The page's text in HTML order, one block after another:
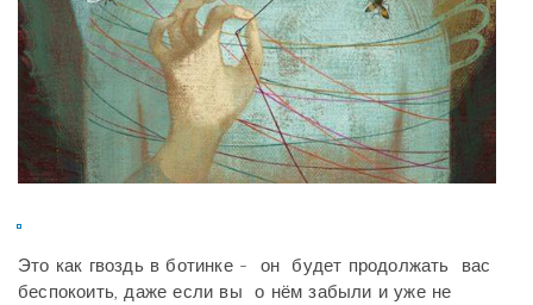
Это как гвоздь в ботинке - он будет продолжать вас
беспокоить, даже если вы о нём забыли и уже не